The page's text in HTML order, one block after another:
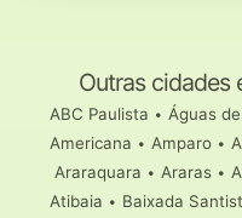
Outras cidades
ABC Paulista • Águas
Americana • Amparo•
Araraquara • Araras •
Atibaia • Baixada